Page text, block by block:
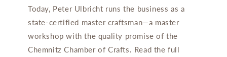
Today, Peter Ulbricht runs the business as a
state-certified master craftsman—a master
workshop with the quality promise of the
Chemnitz Chamber of Crafts. Read the full